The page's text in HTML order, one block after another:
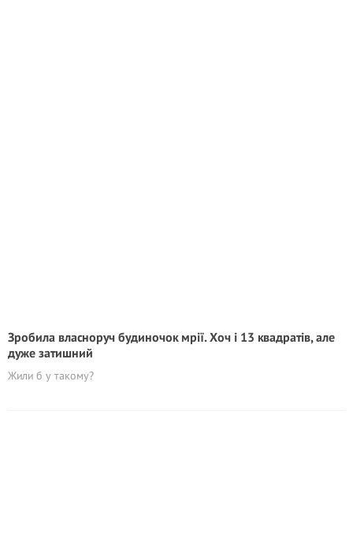
Зробила власноруч будиночок мрії. Хоч і 13 квадратів, але
дуже затишний
Жили б у такому?